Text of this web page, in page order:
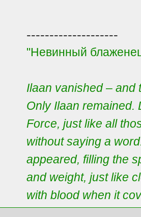
--------------------
"Невинный
Ilaan vanished – and
Only Ilaan remained.
Force, just like all
without saying a
appeared, filling the
and weight, just like
with blood when it